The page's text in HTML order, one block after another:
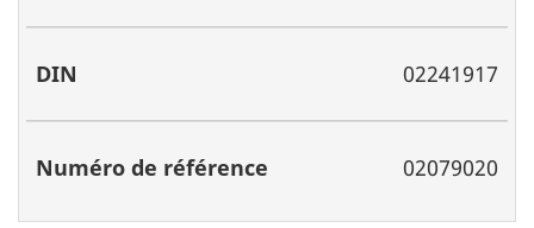
02241917
02079020